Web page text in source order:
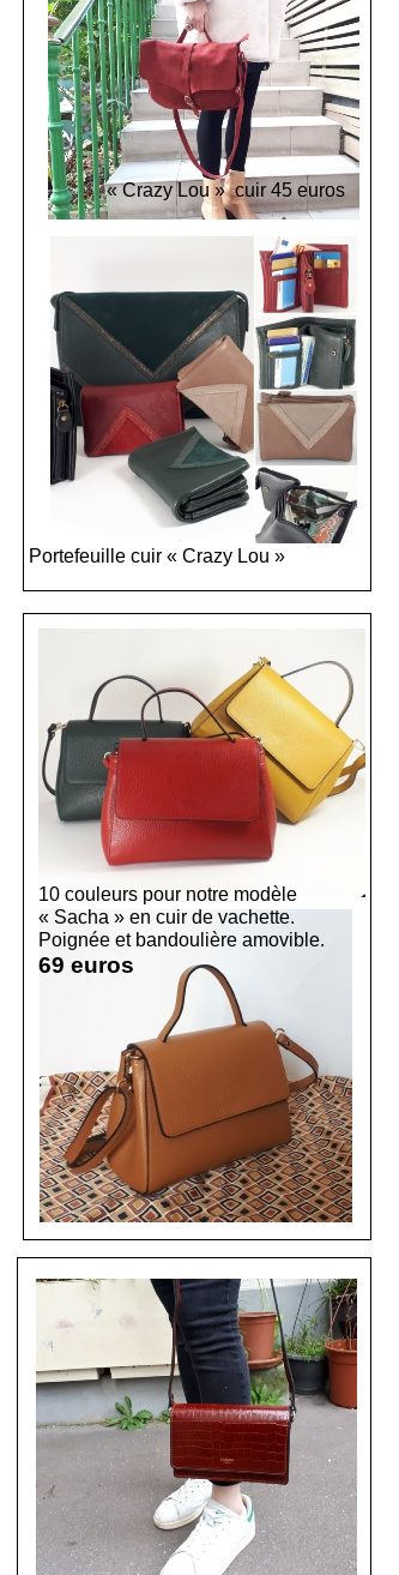
10 couleurs pour notre modèle
« Sacha » en cuir de vachette.
Poignée et bandoulière amovible.
69 euros
« Crazy Lou » cuir 45 euros
Portefeuille cuir « Crazy Lou »